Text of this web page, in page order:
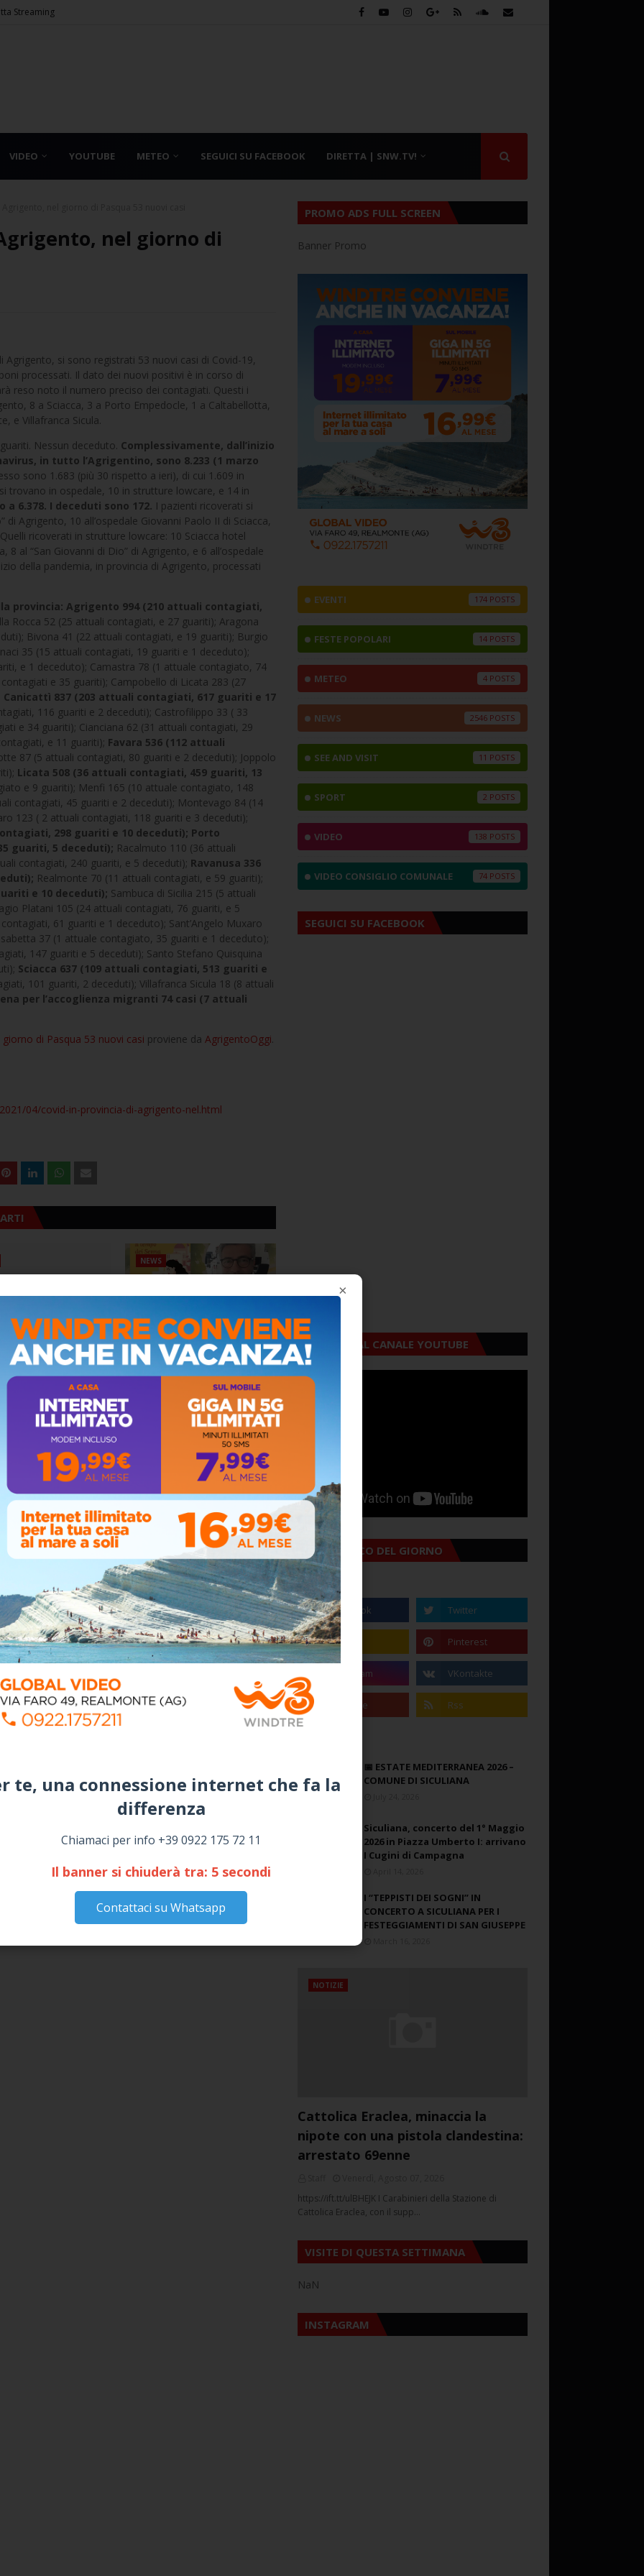
Streaming
VIDEO YOUTUBE METEO SEGUICI SU FACEBOOK DIRETTA | SNW.TV!
nel giorno di
si sono registrati 53 nuovi casi di Covid-19,
processati. Il dato dei nuovi positivi è in corso di
reso noto il numero preciso dei contagiati. Questi i
8 a Sciacca, 3 a Porto Empedocle, 1 a Caltabellotta,
e Villafranca Sicula.
Nessun deceduto. Complessivamente, dall’inizio
in tutto l’Agrigentino, sono 8.233 (1 marzo
sono 1.683 (più 30 rispetto a ieri), di cui 1.609 in
trovano in ospedale, 10 in strutture lowcare, e 14 in
6.378. I deceduti sono 172. I pazienti ricoverati si
di Agrigento, 10 all’ospedale Giovanni Paolo II di Sciacca,
ricoverati in strutture lowcare: 10 Sciacca hotel
al “San Giovanni di Dio” di Agrigento, e 6 all’ospedale
della pandemia, in provincia di Agrigento, processati
provincia: Agrigento 994 (210 attuali contagiati,
Rocca 52 (25 attuali contagiati, e 27 guariti); Aragona
Bivona 41 (22 attuali contagiati, e 19 guariti); Burgio
35 (15 attuali contagiati, 19 guariti e 1 deceduto);
e 1 deceduto); Camastra 78 (1 attuale contagiato, 74
e 35 guariti); Campobello di Licata 283 (27
Canicattì 837 (203 attuali contagiati, 617 guariti e 17
116 guariti e 2 deceduti); Castrofilippo 33 ( 33
e 34 guariti); Cianciana 62 (31 attuali contagiati, 29
e 11 guariti); Favara 536 (112 attuali
87 (5 attuali contagiati, 80 guariti e 2 deceduti); Joppolo
Licata 508 (36 attuali contagiati, 459 guariti, 13
e 9 guariti); Menfi 165 (10 attuale contagiato, 148
contagiati, 45 guariti e 2 deceduti); Montevago 84 (14
123 ( 2 attuali contagiati, 118 guariti e 3 deceduti);
298 guariti e 10 deceduti); Porto
guariti, 5 deceduti); Racalmuto 110 (36 attuali
contagiati, 240 guariti, e 5 deceduti); Ravanusa 336
Realmonte 70 (11 attuali contagiati, e 59 guariti);
e 10 deceduti); Sambuca di Sicilia 215 (5 attuali
Platani 105 (24 attuali contagiati, 76 guariti, e 5
61 guariti e 1 deceduto); Sant’Angelo Muxaro
37 (1 attuale contagiato, 35 guariti e 1 deceduto);
147 guariti e 5 deceduti); Santo Stefano Quisquina
Sciacca 637 (109 attuali contagiati, 513 guariti e
101 guariti, 2 deceduti); Villafranca Sicula 18 (8 attuali
per l’accoglienza migranti 74 casi (7 attuali
di Pasqua 53 nuovi casi proviene da AgrigentoOggi.
04/covid-in-provincia-di-agrigento-nel.html
Eraclea, durante
nipote con
69enne
NEWS
Circolo della stampa, terzo
appuntamento con il
giornalista Giacinto Pipitone
PROMO ADS FULL SCREEN
Banner Promo
×
te, una connessione internet che fa la
differenza​
Chiamaci per info +39 0922 175 72 11
Il banner si chiuderà tra: 4 secondi
Contattaci su Whatsapp
EVENTI 174
FESTE POPOLARI 14
METEO 4
NEWS 2546
SEE AND VISIT 11
SPORT 2
VIDEO 138
VIDEO CONSIGLIO COMUNALE 74
SEGUICI SU FACEBOOK
ISCRIVITI AL CANALE YOUTUBE
ALMANACCO DEL GIORNO
📅 ESTATE MEDITERRANEA 2026 –
COMUNE DI SICULIANA
Siculiana, concerto del 1° Maggio
2026 in Piazza Umberto I: arrivano
I Cugini di Campagna
I “TEPPISTI DEI SOGNI” IN
CONCERTO A SICULIANA PER I
FESTEGGIAMENTI DI SAN GIUSEPPE
NOTIZIE
Cattolica Eraclea, minaccia la
nipote con una pistola clandestina:
arrestato 69enne
https://ift.tt/ulBHEJK I Carabinieri della Stazione di
Cattolica Eraclea, con il supp…
VISITE DI QUESTA SETTIMANA
NaN
INSTAGRAM